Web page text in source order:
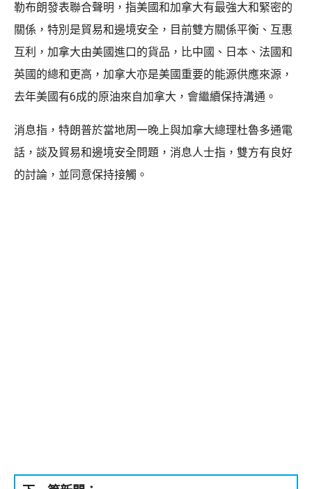
勒布朗發表聯合聲明，指美國和加拿大有最強大和緊密的
關係，特別是貿易和邊境安全，目前雙方關係平衡、互惠
互利，加拿大由美國進口的貨品，比中國、日本、法國和
英國的總和更高，加拿大亦是美國重要的能源供應來源，
去年美國有6成的原油來自加拿大，會繼續保持溝通。
消息指，特朗普於當地周一晚上與加拿大總理杜魯多通電
話，談及貿易和邊境安全問題，消息人士指，雙方有良好
的討論，並同意保持接觸。